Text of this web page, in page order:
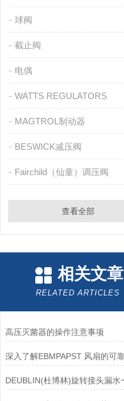
球阀
截止阀
电偶
WATTS REGULATORS
MAGTROL制动器
BESWICK减压阀
Fairchild（仙童）调压阀
查看全部
相关文章
RELATED ARTICLES
高压灭菌器的操作注意事项